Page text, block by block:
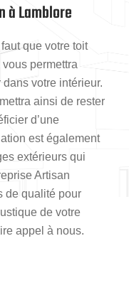
à Lamblore
que votre toit
permettra
votre intérieur.
ainsi de rester
d’une
est également
extérieurs qui
Artisan
de qualité pour
de votre
appel à nous.